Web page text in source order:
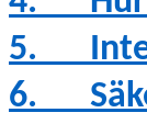
5.
6.